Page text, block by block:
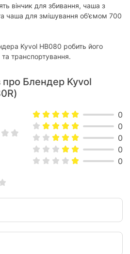
є
чорний
блендер, насадки, мірна чаша,
інструкція, гарантійний талон
вінчик для збивання, чаша з
чаша для змішування об’ємом 700
Kyvol HB080 робить його
транспортування.
про Блендер Kyvol
0
0
0
0
0